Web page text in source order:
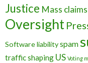
Justice Mass claims
Oversight
Software liabilityspam
traffic shaping US Voting